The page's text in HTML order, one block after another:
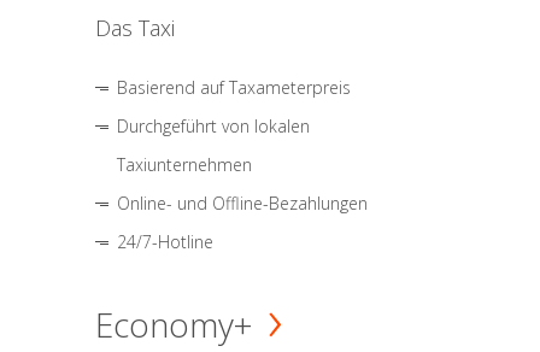
Das Taxi
Basierend auf Taxameterpreis
Durchgeführt von lokalen
Taxiunternehmen
Online- und Offline-Bezahlungen
24/7-Hotline
Economy+